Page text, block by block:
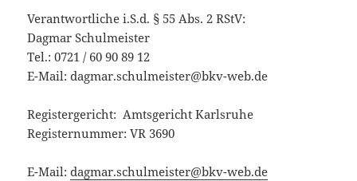
Verantwortliche i.S.d. § 55 Abs. 2 RStV:
Dagmar Schulmeister
Tel.: 0721 / 60 90 89 12
E-Mail: dagmar.schulmeister@bkv-web.de
Registergericht: Amtsgericht Karlsruhe
Registernummer: VR 3690
E-Mail:dagmar.schulmeister@bkv-web.de